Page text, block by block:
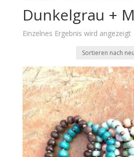
Dunkelgrau +
Einzelnes Ergebnis wird angezeigt